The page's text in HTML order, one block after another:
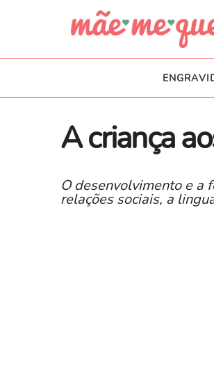
A criança
O desenvolvimento e a
relações sociais, a